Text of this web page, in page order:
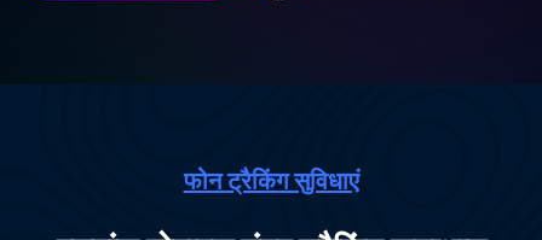
फोन ट्रैकिंग सुविधाएं